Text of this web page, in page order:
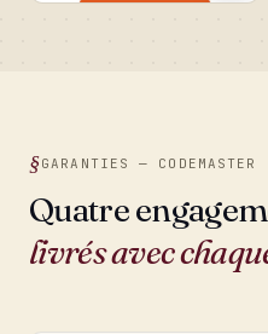
GARANTIES — CODEMASTER
Quatre
livrés avec